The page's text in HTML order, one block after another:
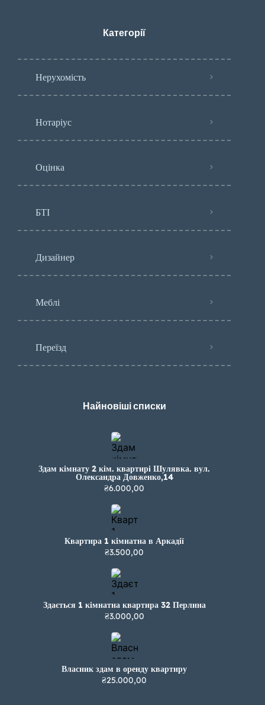
Категорії
Нерухомість
Нотаріус
Оцінка
БТІ
Дизайнер
Меблі
Переїзд
Найновіші списки
Здам кімнату 2 кім. квартирі Шулявка. вул.
Олександра Довженко,14
₴6.000,00
Квартира 1 кімнатна в Аркадії
₴3.500,00
Здається 1 кімнатна квартира 32 Перлина
₴3.000,00
Власник здам в оренду квартиру
₴25.000,00